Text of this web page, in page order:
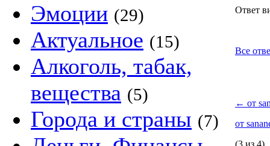
Эмоции (29)
Актуальное (15)
Алкоголь, табак,
вещества (5)
Города и страны (7)
Ответ
Все
← от
от